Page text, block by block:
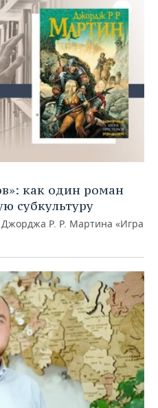
как один роман
субкультуру
Р. Р. Мартина «Игра